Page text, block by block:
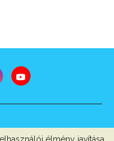
2022